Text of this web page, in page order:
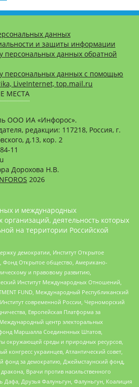
данных
и защиты информации
персональных данных обратной
персональных данных с помощью
LiveInternet, top.mail.ru
МЕСТА
ООО ИА «Инфорос».
редакции: 117218, Россия, г.
д.13, кор. 2
11
Дорохова Н.В.
2026
и международных
организаций, деятельность которых
на территории Российской
демократии, Институт Открытое
Фонд Открытое общество, Американо-
и правовому развитию,
Институт Международных Отношений,
FUND, Международный Республиканский
современной России, Черноморский
Европейская Платформа за
центр электоральных
Маршалла Соединенных Штатов,
окружающей среды и природных ресурсов,
конгресс украинцев, Атлантический совет,
фонд за демократию, Джеймстаунский фонд,
Врачи против насильственного
Дафа, Друзья Фалуньгун, Фалуньгун, Коалиция